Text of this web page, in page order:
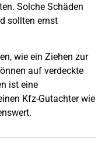
Solche Schäden
sollten ernst
wie ein Ziehen zur
auf verdeckte
ist eine
Kfz-Gutachter wie